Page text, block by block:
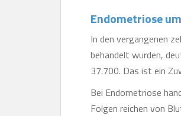
Endometriose
In den vergangenen
behandelt wurden,
37.700. Das ist ein
Bei Endometriose
Folgen reichen von